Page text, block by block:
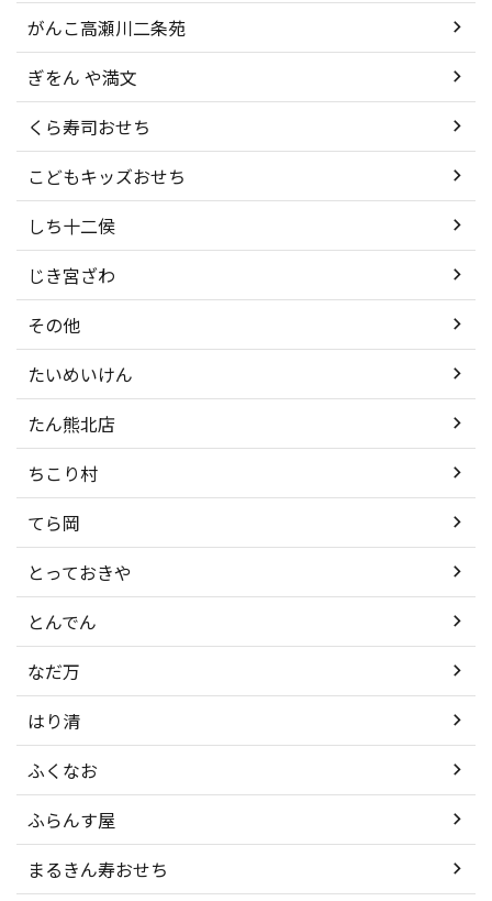
がんこ高瀬川二条苑
ぎをん や満文
くら寿司おせち
こどもキッズおせち
しち十二侯
じき宮ざわ
その他
たいめいけん
たん熊北店
ちこり村
てら岡
とっておきや
とんでん
なだ万
はり清
ふくなお
ふらんす屋
まるきん寿おせち